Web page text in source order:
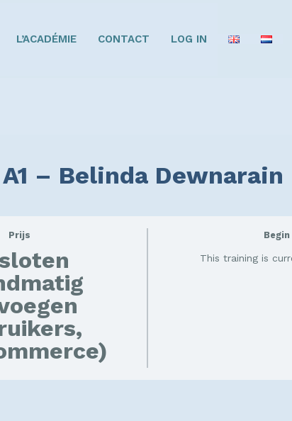
L’ACADÉMIE CONTACT LOG IN
– Belinda Dewnarain
Prijs Begin
This training is